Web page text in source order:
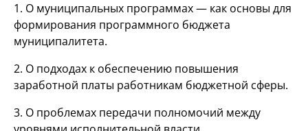
1. О муниципальных программах — как основы для
формирования программного бюджета
муниципалитета.
2. О подходах к обеспечению повышения
заработной платы работникам бюджетной сферы.
3. О проблемах передачи полномочий между